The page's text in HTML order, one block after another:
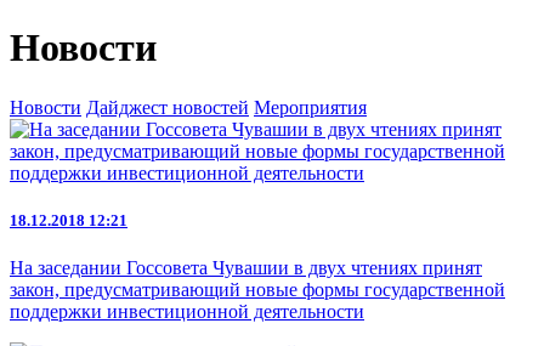
Новости
Новости Дайджест новостей Мероприятия
18.12.2018 12:21
На заседании Госсовета Чувашии в двух чтениях принят
закон, предусматривающий новые формы государственной
поддержки инвестиционной деятельности